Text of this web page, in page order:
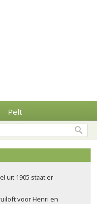
Pelt
uit 1905 staat er
voor Henri en